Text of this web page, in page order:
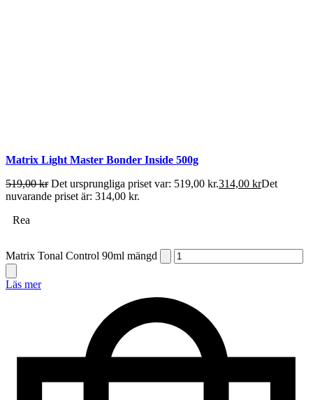
Matrix Light Master Bonder Inside 500g
519,00kr Det ursprungliga priset var: 519,00 kr.314,00 krDet
nuvarande priset är: 314,00 kr.
Rea
Matrix Tonal Control 90ml mängd
Läs mer